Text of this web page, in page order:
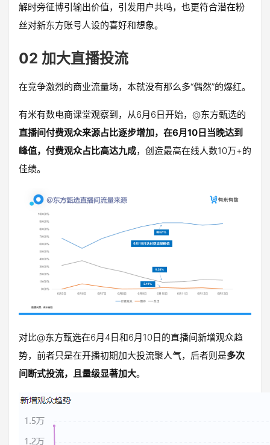
解时旁征博引输出价值，引发用户共鸣，也更符合潜在粉
丝对新东方账号人设的喜好和想象。
02 加大直播投流
在竞争激烈的商业流量场，本就没有那么多“偶然”的爆红。
有米有数电商课堂观察到，从6月6日开始，@东方甄选的
直播间付费观众来源占比逐步增加，在6月10日当晚达到
峰值，付费观众占比高达九成，创造最高在线人数10万+的
佳绩。
对比@东方甄选在6月4日和6月10日的直播间新增观众趋
势，前者只是在开播初期加大投流聚人气，后者则是多次
间断式投流，且量级显著加大。